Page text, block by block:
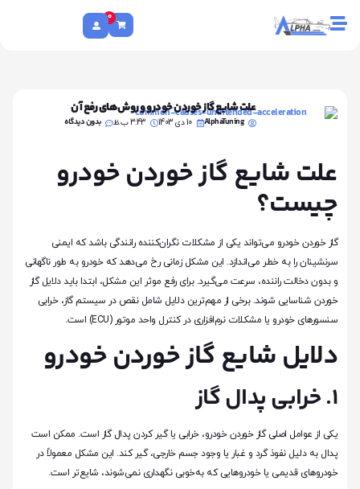
0
علت شایع گاز خوردن خودرو و روش‌های رفع آن
AlphaTuning 10 دی 1403 3:43 ب.ظ بدون دیدگاه
علت شایع گاز خوردن خودرو
چیست؟
گاز خوردن خودرو می‌تواند یکی از مشکلات نگران‌کننده رانندگی باشد که ایمنی
سرنشینان را به خطر می‌اندازد. این مشکل زمانی رخ می‌دهد که خودرو به طور ناگهانی
و بدون دخالت راننده، سرعت می‌گیرد. برای رفع موثر این مشکل، ابتدا باید دلایل گاز
خوردن شناسایی شوند. برخی از مهم‌ترین دلایل شامل نقص در سیستم گاز، خرابی
سنسورهای خودرو یا مشکلات نرم‌افزاری در کنترل واحد موتور (ECU) است.
دلایل شایع گاز خوردن خودرو
۱. خرابی پدال گاز
یکی از عوامل اصلی گاز خوردن خودرو، خرابی یا گیر کردن پدال گاز است. ممکن است
پدال به دلیل نفوذ گرد و غبار یا وجود جسم خارجی، گیر کند. این مشکل معمولاً در
خودروهای قدیمی یا خودروهایی که به‌خوبی نگهداری نمی‌شوند، شایع‌تر است.